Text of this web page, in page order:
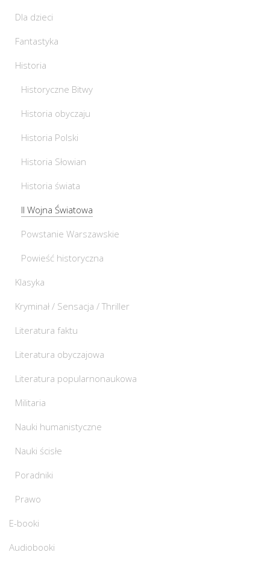
Dla dzieci
Fantastyka
Historia
Historyczne Bitwy
Historia obyczaju
Historia Polski
Historia Słowian
Historia świata
II Wojna Światowa
Powstanie Warszawskie
Powieść historyczna
Klasyka
Kryminał / Sensacja / Thriller
Literatura faktu
Literatura obyczajowa
Literatura popularnonaukowa
Militaria
Nauki humanistyczne
Nauki ścisłe
Poradniki
Prawo
E-booki
Audiobooki